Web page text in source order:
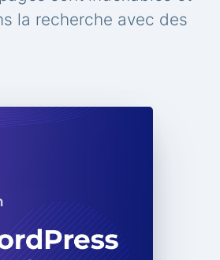
la recherche avec des